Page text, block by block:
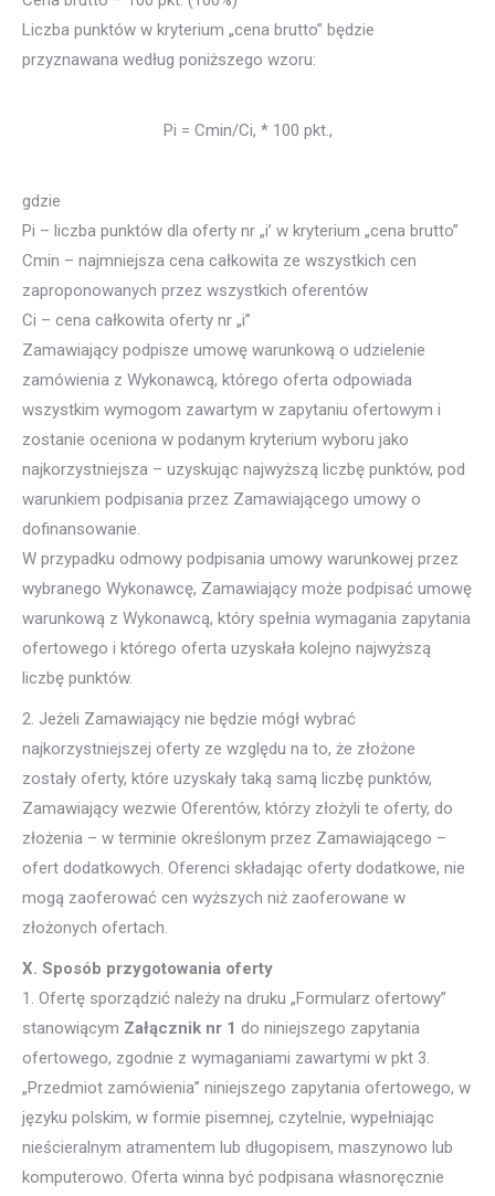
Liczba punktów w kryterium „cena brutto” będzie
przyznawana według poniższego wzoru:
Pi = Cmin/Ci, * 100 pkt.,
gdzie
Pi – liczba punktów dla oferty nr „i’ w kryterium „cena brutto”
Cmin – najmniejsza cena całkowita ze wszystkich cen
zaproponowanych przez wszystkich oferentów
Ci – cena całkowita oferty nr „i”
Zamawiający podpisze umowę warunkową o udzielenie
zamówienia z Wykonawcą, którego oferta odpowiada
wszystkim wymogom zawartym w zapytaniu ofertowym i
zostanie oceniona w podanym kryterium wyboru jako
najkorzystniejsza – uzyskując najwyższą liczbę punktów, pod
warunkiem podpisania przez Zamawiającego umowy o
dofinansowanie.
W przypadku odmowy podpisania umowy warunkowej przez
wybranego Wykonawcę, Zamawiający może podpisać umowę
warunkową z Wykonawcą, który spełnia wymagania zapytania
ofertowego i którego oferta uzyskała kolejno najwyższą
liczbę punktów.
2. Jeżeli Zamawiający nie będzie mógł wybrać
najkorzystniejszej oferty ze względu na to, że złożone
zostały oferty, które uzyskały taką samą liczbę punktów,
Zamawiający wezwie Oferentów, którzy złożyli te oferty, do
złożenia – w terminie określonym przez Zamawiającego –
ofert dodatkowych. Oferenci składając oferty dodatkowe, nie
mogą zaoferować cen wyższych niż zaoferowane w
złożonych ofertach.
X. Sposób przygotowania oferty
1. Ofertę sporządzić należy na druku „Formularz ofertowy”
stanowiącym Załącznik nr 1 do niniejszego zapytania
ofertowego, zgodnie z wymaganiami zawartymi w pkt 3.
„Przedmiot zamówienia” niniejszego zapytania ofertowego, w
języku polskim, w formie pisemnej, czytelnie, wypełniając
nieścieralnym atramentem lub długopisem, maszynowo lub
komputerowo. Oferta winna być podpisana własnoręcznie